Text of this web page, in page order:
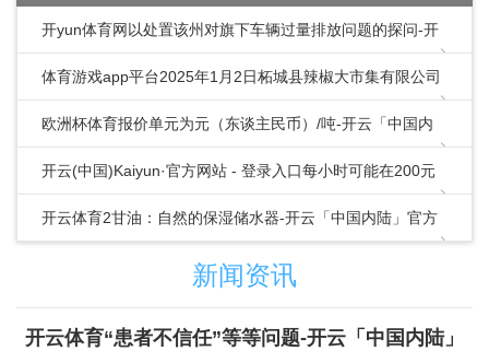
开yun体育网以处置该州对旗下车辆过量排放问题的探问-开
云「中国内陆」官方网站 更高效、更智能、
体育游戏app平台2025年1月2日柘城县辣椒大市集有限公司
价钱行情-开云「中国内陆」官方网站
欧洲杯体育报价单元为元（东谈主民币）/吨-开云「中国内
陆」官方网站 更高效、更智能、更环保
开云(中国)Kaiyun·官方网站 - 登录入口每小时可能在200元
至800元之间-开云「中国内
开云体育2甘油：自然的保湿储水器-开云「中国内陆」官方
网站 更高效、更智能、更环保新闻资讯
开云体育“患者不信任”等等问题-开云「中国内陆」